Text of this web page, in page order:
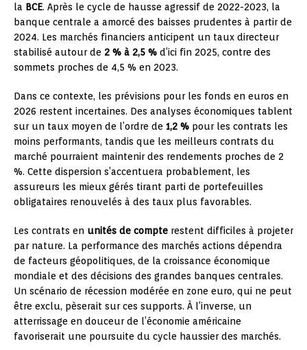
la BCE. Après le cycle de hausse agressif de 2022-2023, la
banque centrale a amorcé des baisses prudentes à partir de
2024. Les marchés financiers anticipent un taux directeur
stabilisé autour de 2 % à 2,5 % d’ici fin 2025, contre des
sommets proches de 4,5 % en 2023.
Dans ce contexte, les prévisions pour les fonds en euros en
2026 restent incertaines. Des analyses économiques tablent
sur un taux moyen de l’ordre de 1,2 % pour les contrats les
moins performants, tandis que les meilleurs contrats du
marché pourraient maintenir des rendements proches de 2
%. Cette dispersion s’accentuera probablement, les
assureurs les mieux gérés tirant parti de portefeuilles
obligataires renouvelés à des taux plus favorables.
Les contrats en unités de compte restent difficiles à projeter
par nature. La performance des marchés actions dépendra
de facteurs géopolitiques, de la croissance économique
mondiale et des décisions des grandes banques centrales.
Un scénario de récession modérée en zone euro, qui ne peut
être exclu, pèserait sur ces supports. À l’inverse, un
atterrissage en douceur de l’économie américaine
favoriserait une poursuite du cycle haussier des marchés.